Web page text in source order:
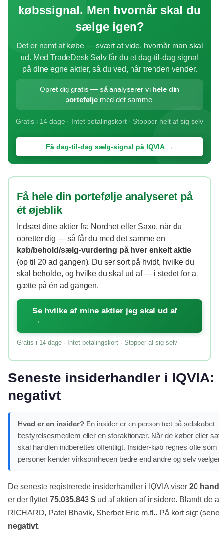
købssignal. Men hvornår skal du
sælge igen?
Det er nemt at købe — svært at vide, hvornår man skal
ud. Med TradeDesk Sølv får du et dag-til-dag signal
på dine egne aktier, så du ved, når trenden vender.
Opret dig gratis — så analyserer vi hele din
portefølje med det samme.
Gratis i 14 dage · Intet betalingskort · Stopper helt af sig selv
Få dag-til-dag sælg-signal på IQVIA →
Få hele din portefølje analyseret på
ét øjeblik
Indsæt dine aktier fra Nordnet eller Saxo, når du
opretter dig — så får du med det samme en
køb/behold/sælg-vurdering på hver enkelt aktie
(op til 20 ad gangen). Du ser sort på hvidt, hvilke du
skal beholde, og hvilke du skal ud af — i stedet for at
gætte på én ad gangen.
Se hvilke af mine aktier jeg skal ud af
→
Gratis i 14 dage · Intet betalingskort · Stopper af sig selv
Seneste insiderhandler i IQVIA:
negativt
Hvad er en insider? En insider er en person tæt på selskabet
bestyrelsesmedlem eller en storaktionær. Når de køber eller
skal handlen indberettes offentligt. Insider-køb regnes ofte
personer kender virksomheden bedre end andre og selv
De seneste registrerede insiderhandler i IQVIA viser 20
er der flyttet75.035.843 $ ud af aktien af insidere. Blandt de
RICHARD, Patel Bhavik, Sherbet Eric m.fl.. På kort sigt
negativt.